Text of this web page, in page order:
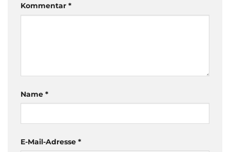
Kommentar *
Name *
E-Mail-Adresse *